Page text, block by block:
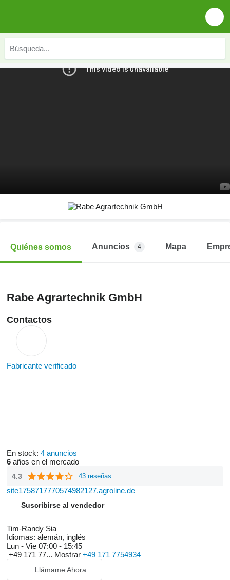
Quiénes somos Anuncios 4 Mapa
Rabe Agrartechnik GmbH
Contactos
Fabricante verificado
En stock: 4 anuncios
6 años en el mercado
4.3 43 reseñas
site1758717770574982127.agroline.de
Suscribirse al vendedor
Tim-Randy Sia
Idiomas: alemán, inglés
Lun - Vie 07:00 - 15:45
+49 171 77... Mostrar +49 171 7754934
Llámame Ahora